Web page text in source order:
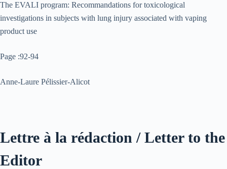
The EVALI program: Recommandations for toxicological
investigations in subjects with lung injury associated with vaping
product use
Page :92-94
Anne-Laure Pélissier-Alicot
Lettre à la rédaction / Letter to the
Editor